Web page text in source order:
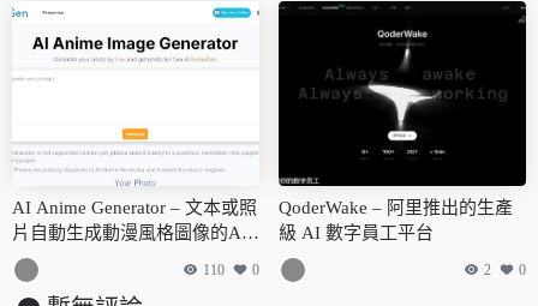
AI Anime Generator – 文本或照
片自動生成動漫風格圖像的AI
在線工具
110 0
QoderWake – 阿里推出的生產
級 AI 數字員工平台
2 0